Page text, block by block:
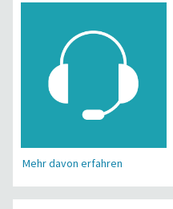
Mehr davon erfahren